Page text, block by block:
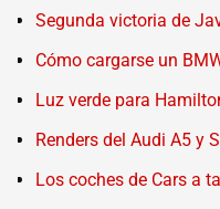
Segunda victoria de
Cómo cargarse un
Luz verde para
Renders del Audi A5 y
Los coches de Cars a